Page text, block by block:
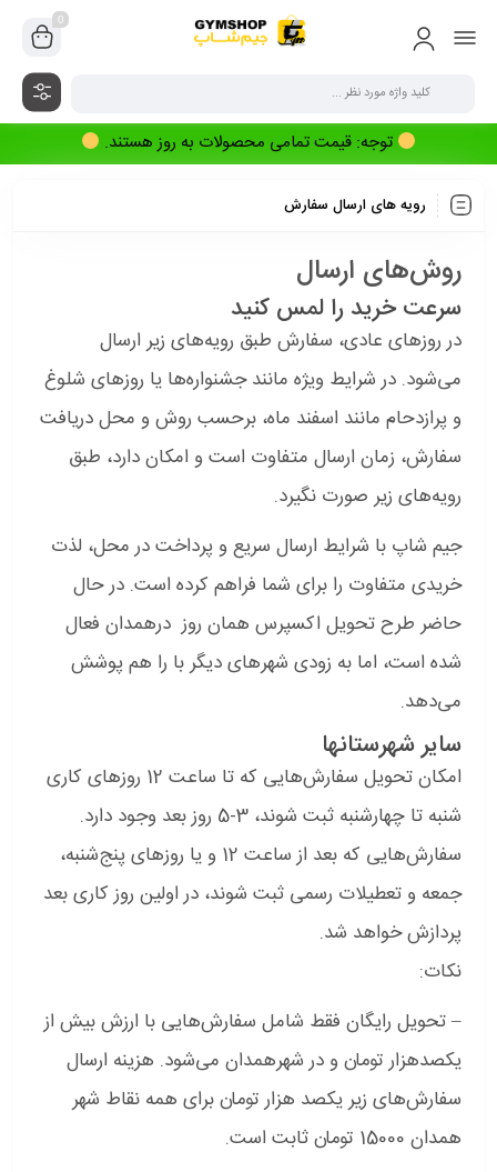
0
توجه: قیمت تمامی محصولات به روز هستند.
رویه های ارسال سفارش
روش‌های ارسال
سرعت خرید را لمس کنید
در روزهای عادی، سفارش‌ طبق رویه‌های زیر ارسال
می‌شود. در شرایط ویژه مانند جشنواره‌ها یا روزهای شلوغ
و پرازدحام مانند اسفند ماه، برحسب روش و محل دریافت
سفارش، زمان ارسال متفاوت است و امکان دارد، طبق
رویه‌های زیر صورت نگیرد.
جیم شاپ با شرایط ارسال سریع‌ و پرداخت در محل، لذت
خریدی متفاوت را برای شما فراهم کرده است. در حال
حاضر طرح تحویل اکسپرس همان روز درهمدان فعال
شده است، اما به زودی شهرهای دیگر با را هم پوشش
می‌دهد.
سایر شهرستانها
امکان تحویل سفارش‌هایی که تا ساعت 12 روزهای کاری
شنبه تا چهارشنبه ثبت شوند، 3-5 روز بعد وجود دارد.
سفارش‌هایی که بعد از ساعت 12 و یا روزهای پنج‌شنبه،
جمعه و تعطیلات رسمی ثبت شوند، در اولین روز کاری بعد
پردازش خواهد شد.
نکات:
– تحویل رایگان فقط شامل سفارش‌‌‌‌هایی با ارزش بیش از
یکصدهزار تومان و در شهرهمدان می‌شود. هزینه ارسال
سفارش‌های زیر یکصد هزار تومان برای همه نقاط شهر
همدان 15000 تومان ثابت است.